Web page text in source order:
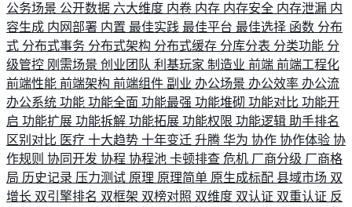
公务场景 公开数据 六大维度 内卷 内存 内存安全 内存泄漏 内
容生成 内网部署 内置 最佳实践 最佳平台 最佳选择 函数 分布
式 分布式事务 分布式架构 分布式缓存 分库分表 分类功能 分
级管控 刚需场景 创业团队 利基玩家 制造业 前端 前端工程化
前端性能 前端架构 前端组件 副业 办公场景 办公效率 办公流
办公系统 功能 功能全面 功能最强 功能堆砌 功能对比 功能开
启 功能扩展 功能拆解 功能拓展 功能权限 功能逻辑 助手排名
区别对比 医疗 十大趋势 十年变迁 升腾 华为 协作 协作体验 协
作规则 协同开发 协程 协程池 卡顿排查 危机 厂商分级 厂商格
局 历史记录 压力测试 原理 原理简单 原生成标配 县域市场 双
增长 双引擎排名 双框架 双榜对照 双维度 双认证 双重认证 反